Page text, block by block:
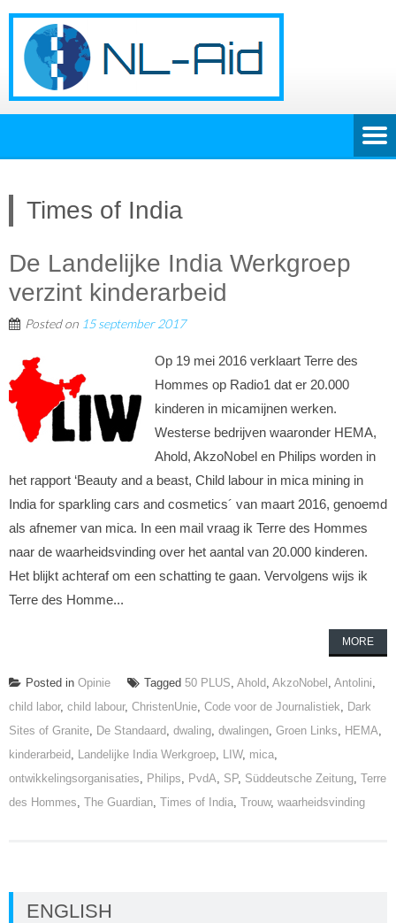
Times of India
De Landelijke India Werkgroep
verzint kinderarbeid
Posted on 15 september 2017
Op 19 mei 2016 verklaart Terre des
Hommes op Radio1 dat er 20.000
kinderen in micamijnen werken.
Westerse bedrijven waaronder HEMA,
Ahold, AkzoNobel en Philips worden in
het rapport ‘Beauty and a beast, Child labour in mica mining in
India for sparkling cars and cosmetics´ van maart 2016, genoemd
als afnemer van mica. In een mail vraag ik Terre des Hommes
naar de waarheidsvinding over het aantal van 20.000 kinderen.
Het blijkt achteraf om een schatting te gaan. Vervolgens wijs ik
Terre des Homme...
MORE
Posted in Opinie Tagged 50 PLUS, Ahold, AkzoNobel , Antolini,
child labor, child labour, ChristenUnie, Code voor de Journalistiek, Dark
Sites of Granite, De Standaard, dwaling, dwalingen, Groen Links, HEMA,
kinderarbeid, Landelijke India Werkgroep, LIW, mica,
ontwikkelingsorganisaties, Philips, PvdA, SP, Süddeutsche Zeitung, Terre
des Hommes, The Guardian, Times of India, Trouw, waarheidsvinding
ENGLISH